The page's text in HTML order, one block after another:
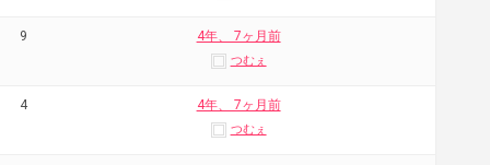
9 4年、 7ヶ月前
つむぇ
4 4年、 7ヶ月前
つむぇ